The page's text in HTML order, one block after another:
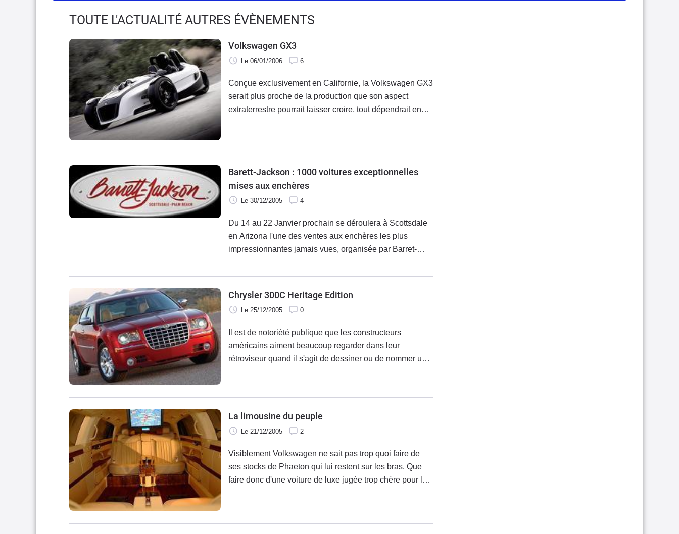
TOUTE L'ACTUALITÉ AUTRES ÉVÈNEMENTS
Volkswagen GX3
Le 06/01/2006 6
Conçue exclusivement en Californie, la Volkswagen GX3
serait plus proche de la production que son aspect
extraterrestre pourrait laisser croire, tout dépendrait en
Barett-Jackson : 1000 voitures exceptionnelles
mises aux enchères
Le 30/12/2005 4
Du 14 au 22 Janvier prochain se déroulera à Scottsdale
en Arizona l'une des ventes aux enchères les plus
impressionnantes jamais vues, organisée par Barret-
l'événement qui a lieu chaque année.
Chrysler 300C Heritage Edition
Le 25/12/2005 0
Il est de notoriété publique que les constructeurs
américains aiment beaucoup regarder dans leur
rétroviseur quand il s'agit de dessiner ou de nommer un
La limousine du peuple
Le 21/12/2005 2
Visiblement Volkswagen ne sait pas trop quoi faire de
ses stocks de Phaeton qui lui restent sur les bras. Que
faire donc d'une voiture de luxe jugée trop chère pour le